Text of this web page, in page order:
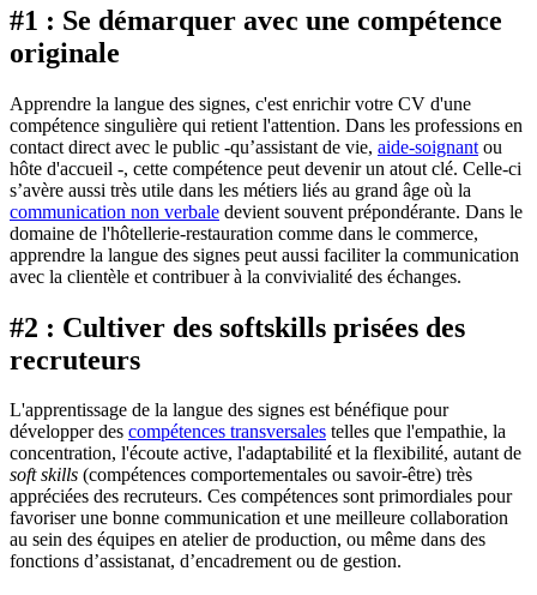
#1 : Se démarquer avec une compétence
originale
Apprendre la langue des signes, c'est enrichir votre CV d'une
compétence singulière qui retient l'attention. Dans les professions en
contact direct avec le public -qu’assistant de vie, aide-soignant ou
hôte d'accueil -, cette compétence peut devenir un atout clé. Celle-ci
s’avère aussi très utile dans les métiers liés au grand âge où la
communication non verbale devient souvent prépondérante. Dans le
domaine de l'hôtellerie-restauration comme dans le commerce,
apprendre la langue des signes peut aussi faciliter la communication
avec la clientèle et contribuer à la convivialité des échanges.
#2 : Cultiver des softskills prisées des
recruteurs
L'apprentissage de la langue des signes est bénéfique pour
développer des compétences transversales telles que l'empathie, la
concentration, l'écoute active, l'adaptabilité et la flexibilité, autant de
soft skills (compétences comportementales ou savoir-être) très
appréciées des recruteurs. Ces compétences sont primordiales pour
favoriser une bonne communication et une meilleure collaboration
au sein des équipes en atelier de production, ou même dans des
fonctions d’assistanat, d’encadrement ou de gestion.